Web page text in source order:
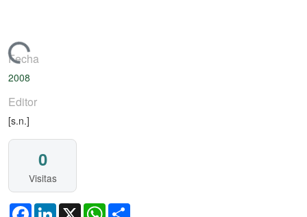
Cargando...
Fecha
2008
Editor
[s.n.]
0
Visitas
FacebookLinkedIn
X WhatsApp